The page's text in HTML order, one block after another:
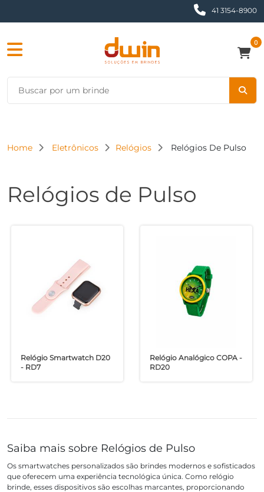
41 3154-8900
0
Home Eletrônicos Relógios Relógios De Pulso
Relógios de Pulso
Relógio Smartwatch D20
- RD7
Relógio Analógico COPA -
RD20
Saiba mais sobre Relógios de Pulso
Os smartwatches personalizados são brindes modernos e sofisticados
que oferecem uma experiência tecnológica única. Como relógio
brinde, esses dispositivos são escolhas marcantes, proporcionando